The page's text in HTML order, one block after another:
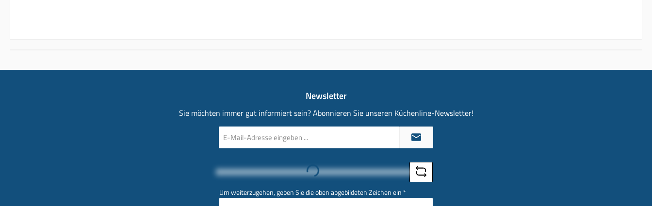
Newsletter
Sie möchten immer gut informiert sein? Abonnieren Sie unseren Küchenline-Newsletter!
Mail-
Loading...
Um weiterzugehen, geben Sie die oben abgebildeten Zeichen ein *